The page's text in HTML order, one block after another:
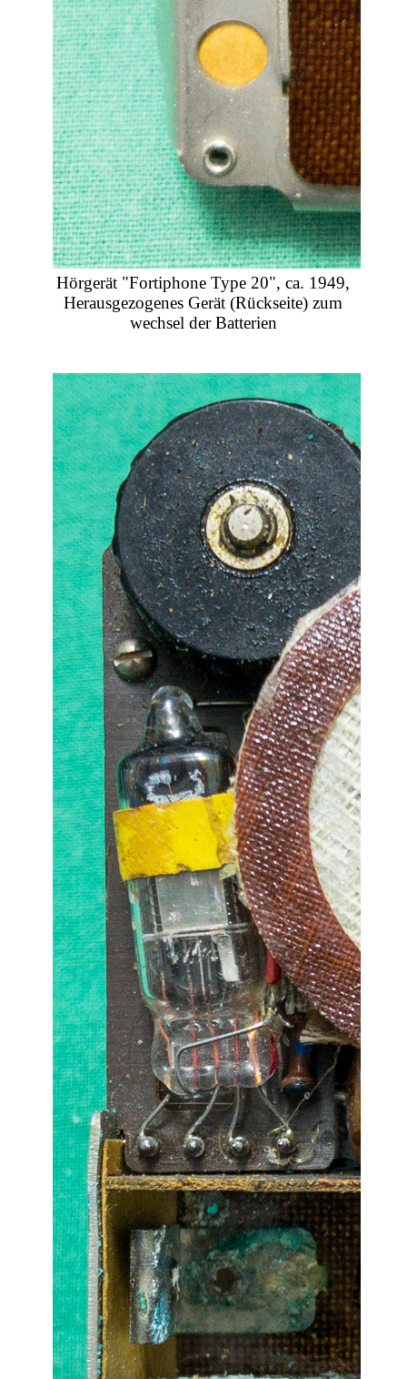
Hörgerät "Fortiphone Type 20", ca. 1949,
Herausgezogenes Gerät (Rückseite) zum
wechsel der Batterien